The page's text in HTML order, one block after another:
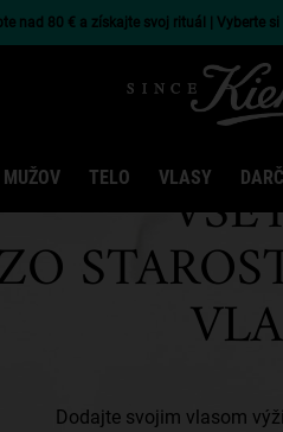
nad 80 € a získajte svoj rituál | Vyberte si
MUŽOV TELO VLASY
Dodajte svojim vlasom